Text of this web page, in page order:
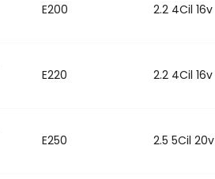
E200 2.2 4Cil 16v
E220 2.2 4Cil 16v
E250 2.5 5Cil 20v